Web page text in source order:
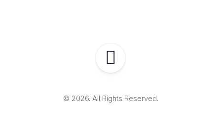
© 2026. All Rights Reserved.